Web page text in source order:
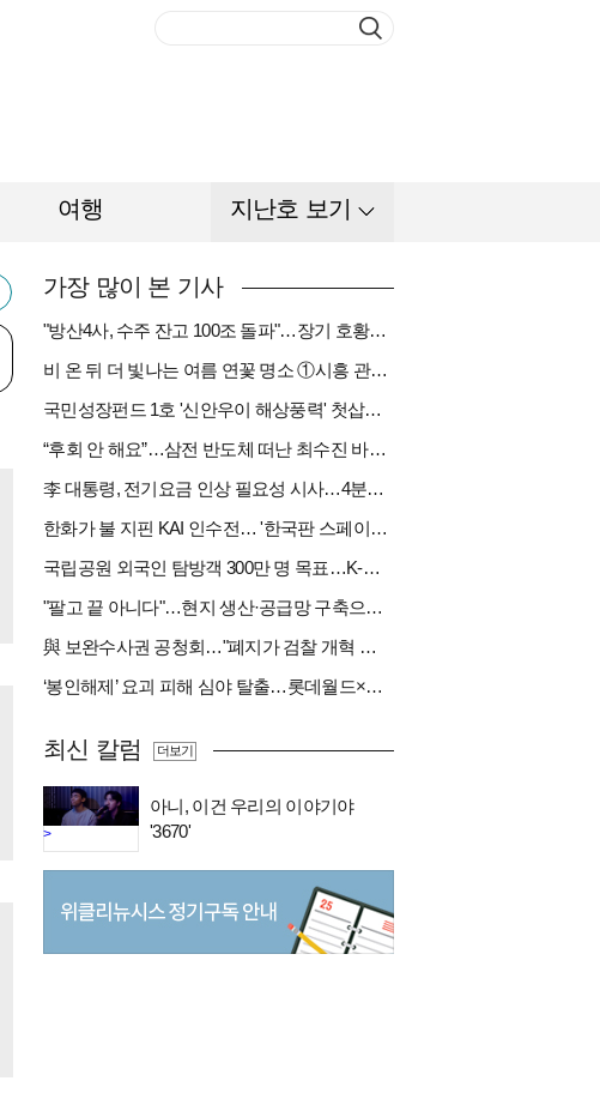
여행 지난호 보기
가장 많이 본 기사
"방산4사, 수주 잔고 100조 돌파"…장기 호황기 들어섰다[다시 나는 K방산①]
비 온 뒤 더 빛나는 여름 연꽃 명소 ①시흥 관곡지
국민성장펀드 1호 '신안우이 해상풍력' 첫삽…바람소득 시동[하반기 에너지②]
“후회 안 해요”…삼전 반도체 떠난 최수진 바텐더의 ‘피어오름’[피플]
李 대통령, 전기요금 인상 필요성 시사…4분기엔 오를까
한화가 불 지핀 KAI 인수전… '한국판 스페이스X' 탄생 촉각[다시 나는 K방산③]
국립공원 외국인 탐방객 300만 명 목표…K-트레킹 키운다
"팔고 끝 아니다"…현지 생산·공급망 구축으로 글로벌 진입장벽 돌파[다시 나는 K방산②]
與 보완수사권 공청회…"폐지가 검찰 개혁 아냐" vs "보완수사권은 전면 재수사권"(종합)
‘봉인해제’ 요괴 피해 심야 탈출…롯데월드×당근
최신 칼럼
>
아니, 이건 우리의 이야기야
'3670'
더보기